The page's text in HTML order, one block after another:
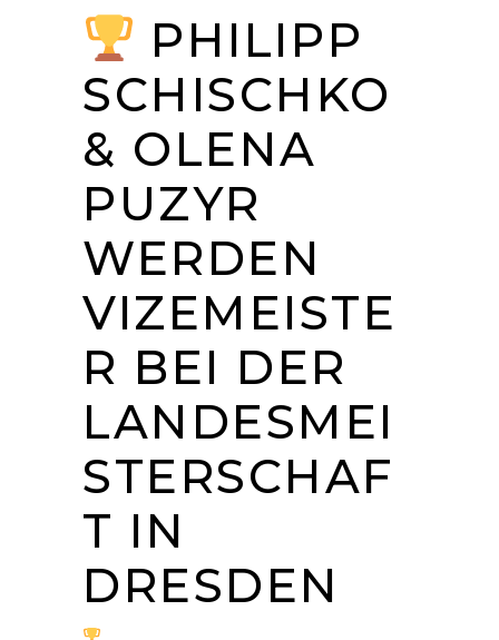
PHILIPP
SCHISCHKO
& OLENA
PUZYR
WERDEN
VIZEMEISTE
R BEI DER
LANDESMEI
STERSCHAF
T IN
DRESDEN